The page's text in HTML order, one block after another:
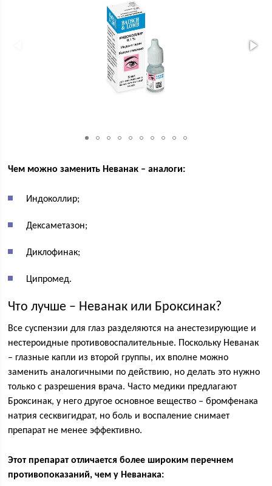
Чем можно заменить Неванак – аналоги:
Индоколлир;
Дексаметазон;
Диклофинак;
Ципромед.
Что лучше – Неванак или Броксинак?
Все суспензии для глаз разделяются на анестезирующие и
нестероидные противовоспалительные. Поскольку Неванак
– глазные капли из второй группы, их вполне можно
заменить аналогичными по действию, но делать это нужно
только с разрешения врача. Часто медики предлагают
Броксинак, у него другое основное вещество – бромфенака
натрия сесквигидрат, но боль и воспаление снимает
препарат не менее эффективно.
Этот препарат отличается более широким перечнем
противопоказаний, чем у Неванака: